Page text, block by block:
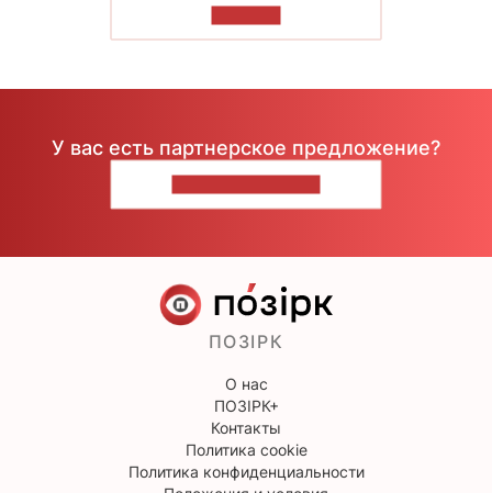
У вас есть партнерское предложение?
ПОЗІРК
О нас
ПОЗІРК+
Контакты
Политика cookie
Политика конфиденциальности